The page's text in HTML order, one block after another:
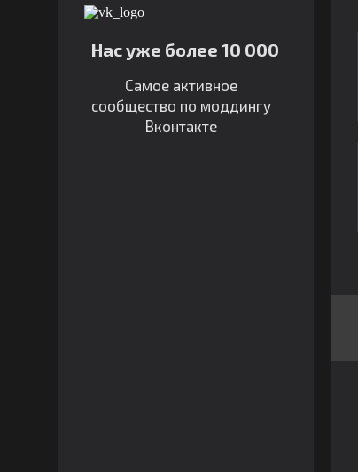
Нас уже более 10 000
Самое активное
сообщество по моддингу
Вконтакте